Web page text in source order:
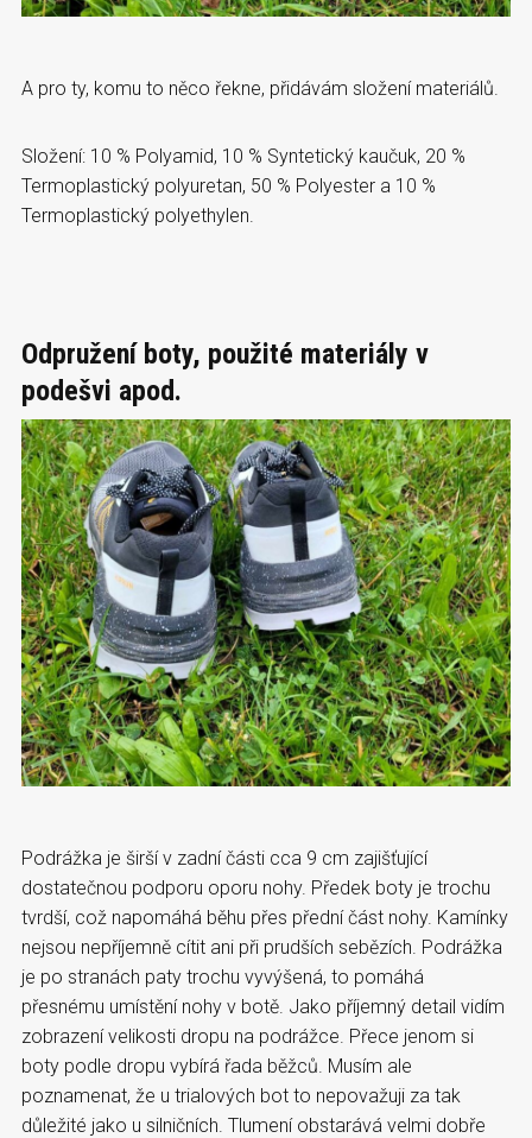
A pro ty, komu to něco řekne, přidávám složení materiálů.
Složení: 10 % Polyamid, 10 % Syntetický kaučuk, 20 %
Termoplastický polyuretan, 50 % Polyester a 10 %
Termoplastický polyethylen.
Odpružení boty, použité materiály v
podešvi apod.
Podrážka je širší v zadní části cca 9 cm zajišťující
dostatečnou podporu oporu nohy. Předek boty je trochu
tvrdší, což napomáhá běhu přes přední část nohy. Kamínky
nejsou nepříjemně cítit ani při prudších sebězích. Podrážka
je po stranách paty trochu vyvýšená, to pomáhá
přesnému umístění nohy v botě. Jako příjemný detail vidím
zobrazení velikosti dropu na podrážce. Přece jenom si
boty podle dropu vybírá řada běžců. Musím ale
poznamenat, že u trialových bot to nepovažuji za tak
důležité jako u silničních. Tlumení obstarává velmi dobře